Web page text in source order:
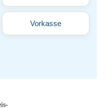
Vorkasse